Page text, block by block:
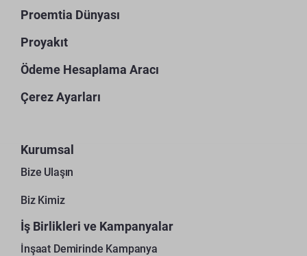
Proemtia Dünyası
Proyakıt
Ödeme Hesaplama Aracı
Çerez Ayarları
Kurumsal
Bize Ulaşın
Biz Kimiz
İş Birlikleri ve Kampanyalar
İnşaat Demirinde Kampanya